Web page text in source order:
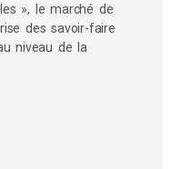
», le marché de
des savoir-faire
niveau de la